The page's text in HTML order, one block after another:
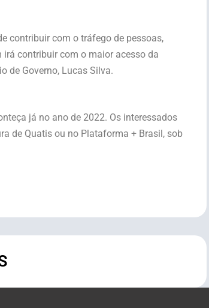
contribuir com o tráfego de pessoas,
contribuir com o maior acesso da
de Governo, Lucas Silva.
já no ano de 2022. Os interessados
de Quatis ou no Plataforma + Brasil, sob